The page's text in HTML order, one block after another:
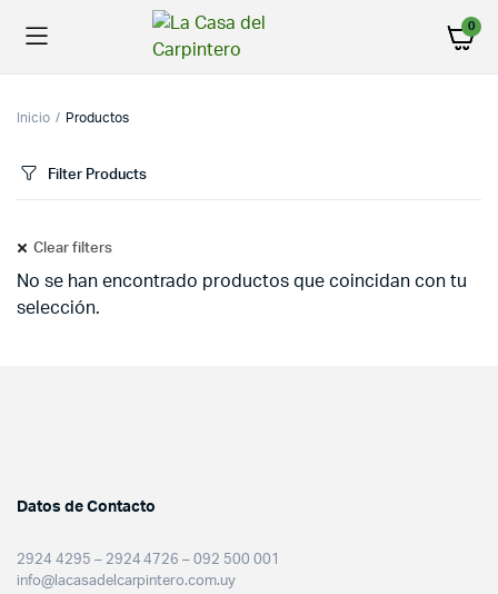
0
Inicio Productos
Filter Products
Clear filters
No se han encontrado productos que coincidan con tu
selección.
Datos de Contacto
2924 4295 – 2924 4726 – 092 500 001
info@lacasadelcarpintero.com.uy